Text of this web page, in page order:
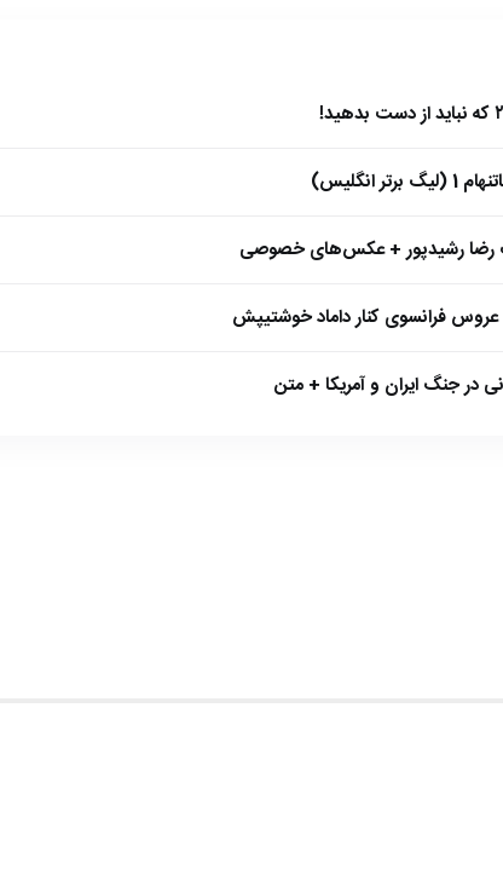
رضا رشیدپور + عکس‌های خصوصی
فرانسوی کنار داماد خوشتیپش
در جنگ ایران و آمریکا + متن